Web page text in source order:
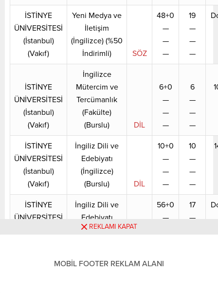
İSTİNYE
ÜNİVERSİTESİ
(İstanbul)
(Vakıf)
Yeni Medya ve
İletişim
(İngilizce) (%50
İndirimli)
SÖZ
48+0
—
—
—
19
—
—
—
İSTİNYE
ÜNİVERSİTESİ
(İstanbul)
(Vakıf)
İngilizce
Mütercim ve
Tercümanlık
(Fakülte)
(Burslu)
DİL
6+0
—
—
—
6
—
—
—
İSTİNYE
ÜNİVERSİTESİ
(İstanbul)
(Vakıf)
İngiliz Dili ve
Edebiyatı
(İngilizce)
(Burslu)
DİL
10+0
—
—
—
10
—
—
—
İSTİNYE
ÜNİVERSİTESİ
İngiliz Dili ve
Edebiyatı
(İngilizce) (%50
56+0
—
17
—
İngilizce
REKLAMI KAPAT
MOBİL FOOTER REKLAM ALANI